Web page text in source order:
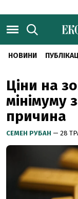
НОВИНИ
Ціни на
мінімуму
причина
СЕМЕН РУБАН — 28